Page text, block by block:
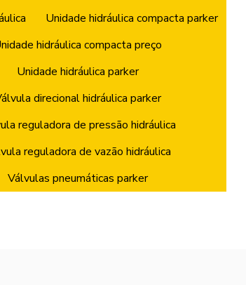
Unidade hidráulica compacta parker
hidráulica compacta preço
Unidade hidráulica parker
direcional hidráulica parker
reguladora de pressão hidráulica
reguladora de vazão hidráulica
Válvulas pneumáticas parker